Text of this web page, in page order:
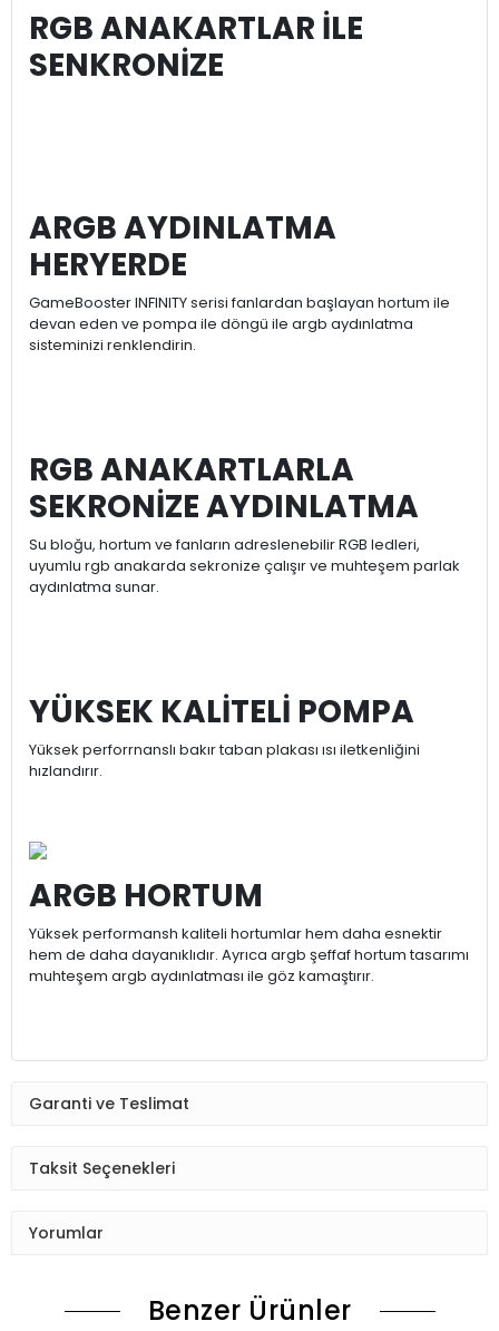
RGB ANAKARTLAR İLE
SENKRONİZE
ARGB AYDINLATMA
HERYERDE
GameBooster INFINITY serisi fanlardan başlayan hortum ile
devan eden ve pompa ile döngü ile argb aydınlatma
sisteminizi renklendirin.
RGB ANAKARTLARLA
SEKRONİZE AYDINLATMA
Su bloğu, hortum ve fanların adreslenebilir RGB ledleri,
uyumlu rgb anakarda sekronize çalışır ve muhteşem parlak
aydınlatma sunar.
YÜKSEK KALİTELİ POMPA
Yüksek perforrnanslı bakır taban plakası ısı iletkenliğini
hızlandırır.
ARGB HORTUM
Yüksek performansh kaliteli hortumlar hem daha esnektir
hem de daha dayanıklıdır. Ayrıca argb şeffaf hortum tasarımı
muhteşem argb aydınlatması ile göz kamaştırır.
Garanti ve Teslimat
Taksit Seçenekleri
Yorumlar
Benzer Ürünler